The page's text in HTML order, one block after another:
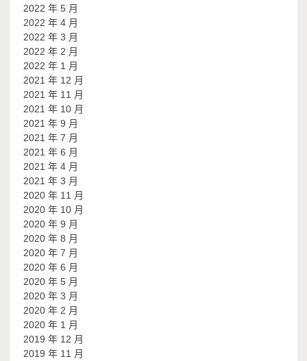
2022 年 5 月
2022 年 4 月
2022 年 3 月
2022 年 2 月
2022 年 1 月
2021 年 12 月
2021 年 11 月
2021 年 10 月
2021 年 9 月
2021 年 7 月
2021 年 6 月
2021 年 4 月
2021 年 3 月
2020 年 11 月
2020 年 10 月
2020 年 9 月
2020 年 8 月
2020 年 7 月
2020 年 6 月
2020 年 5 月
2020 年 3 月
2020 年 2 月
2020 年 1 月
2019 年 12 月
2019 年 11 月